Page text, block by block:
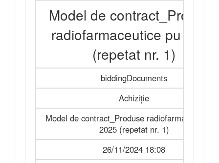
Model de contract_Produse
radiofarmaceutice pu 2025
(repetat nr. 1)
biddingDocuments
Achiziție
Model de contract_Produse radiofarmaceutice
2025 (repetat nr. 1)
26/11/2024 18:08